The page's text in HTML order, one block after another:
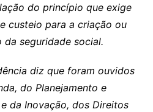
do princípio que exige
custeio para a criação ou
seguridade social.
diz que foram ouvidos
do Planejamento e
da Inovação, dos Direitos